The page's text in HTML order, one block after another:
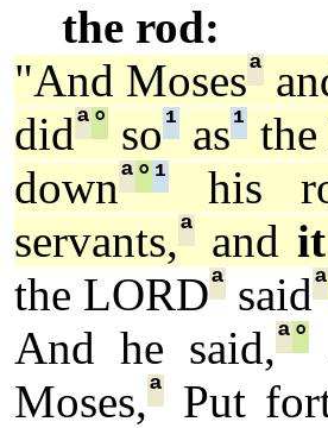
the rod:
"And Mosesª
didª° so¹ as¹
downª° ¹ his
servants,ª and
the LORDª saidª
And he said,ª°
Moses,ª Put